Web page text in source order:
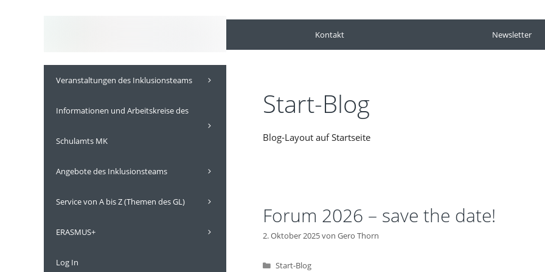
Kontakt Newsletter
Start-Blog
Blog-Layout auf Startseite
Forum 2026 – save the date!
2. Oktober 2025von Gero Thorn
Kategorien
Start-Blog
Veranstaltungen des Inklusionsteams
Informationen und Arbeitskreise des
Schulamts MK
Angebote des Inklusionsteams
Service von A bis Z (Themen des GL)
ERASMUS+
Log In